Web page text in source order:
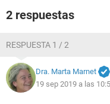
2 respuestas
RESPUESTA 1 / 2
Dra. Marta Marnet
19 sep 2019 a las